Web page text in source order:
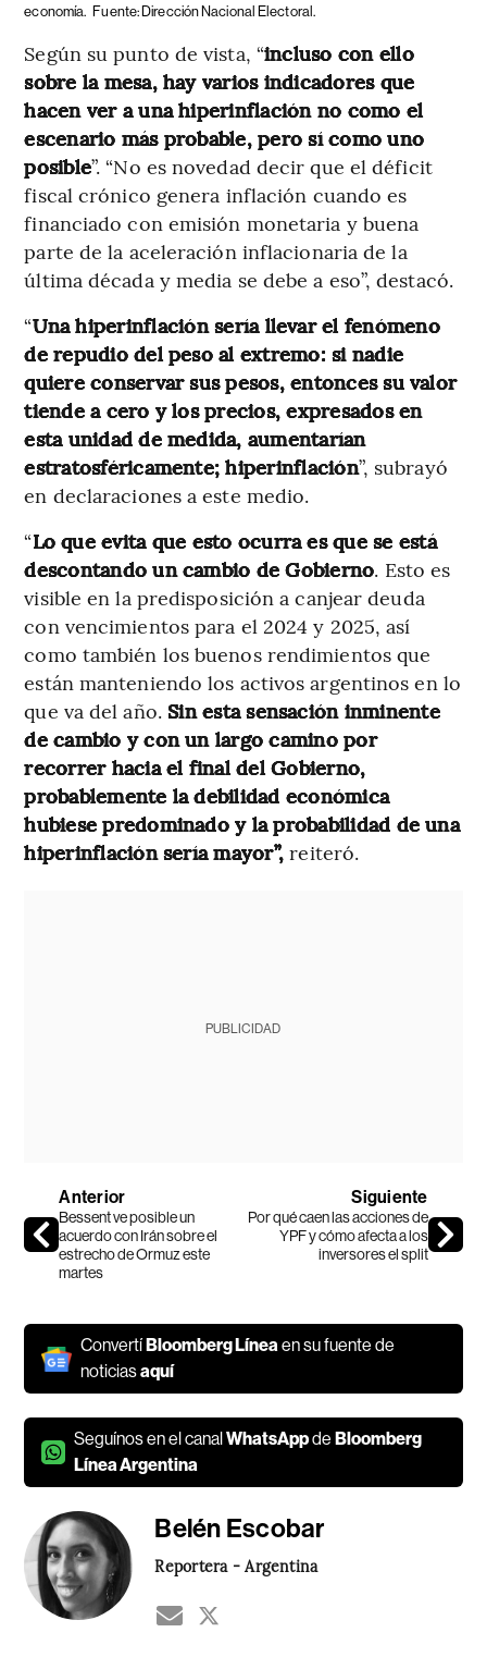
economía. Fuente: Dirección Nacional Electoral.
Según su punto de vista, “incluso con ello
sobre la mesa, hay varios indicadores que
hacen ver a una hiperinflación no como el
escenario más probable, pero sí como uno
posible”. “No es novedad decir que el déficit
fiscal crónico genera inflación cuando es
financiado con emisión monetaria y buena
parte de la aceleración inflacionaria de la
última década y media se debe a eso”, destacó.
“Una hiperinflación sería llevar el fenómeno
de repudio del peso al extremo: si nadie
quiere conservar sus pesos, entonces su valor
tiende a cero y los precios, expresados en
esta unidad de medida, aumentarían
estratosféricamente; hiperinflación”, subrayó
en declaraciones a este medio.
“Lo que evita que esto ocurra es que se está
descontando un cambio de Gobierno. Esto es
visible en la predisposición a canjear deuda
con vencimientos para el 2024 y 2025, así
como también los buenos rendimientos que
están manteniendo los activos argentinos en lo
que va del año.Sin esta sensación inminente
de cambio y con un largo camino por
recorrer hacia el final del Gobierno,
probablemente la debilidad económica
hubiese predominado y la probabilidad de una
hiperinflación sería mayor”,reiteró.
PUBLICIDAD
Anterior
Bessent ve posible un
acuerdo con Irán sobre el
estrecho de Ormuz este
martes
Siguiente
Por qué caen las acciones de
YPF y cómo afecta a los
inversores el split
Convertí Bloomberg Líneaen su fuente de
noticiasaquí
Seguínos en el canalWhatsAppde Bloomberg
Línea Argentina
Belén Escobar
Reportera - Argentina